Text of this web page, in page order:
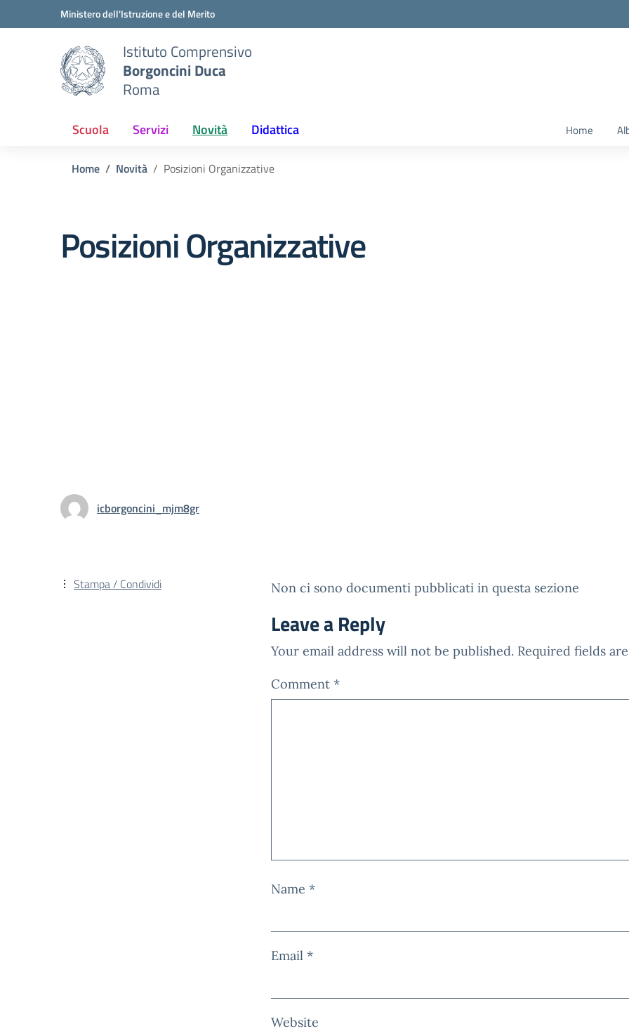
Vai ai contenuti
Vai al menu di navigazioneMinistero dell'Istruzione e del Merito
Istituto Comprensivo
Borgoncini Duca
Roma
Scuola Servizi Novità Didattica Home
Home Novità Posizioni Organizzative
Posizioni Organizzative
icborgoncini_mjm8gr
Non ci sono documenti pubblicati in questa sezione
Leave a Reply
Your email address will not be published. Required fields
Comment *
Name *
Email *
Website
Stampa / Condividi